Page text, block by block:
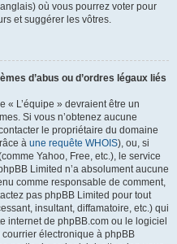
où vous pourrez voter pour
et suggérer les vôtres.
d’abus ou d’ordres légaux liés
« L’équipe » devraient être un
Si vous n’obtenez aucune
le propriétaire du domaine
à une requête WHOIS), ou, si
Yahoo, Free, etc.), le service
Limited n’a absolument aucune
comme responsable de comment,
pas phpBB Limited pour tout
insultant, diffamatoire, etc.) qui
internet de phpBB.com ou le logiciel
électronique à phpBB